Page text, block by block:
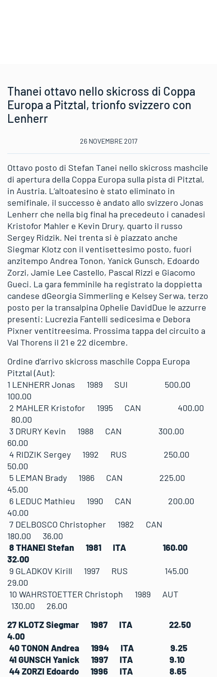
Thanei ottavo nello skicross di Coppa
Europa a Pitztal, trionfo svizzero con
Lenherr
26 NOVEMBRE 2017
Ottavo posto di Stefan Tanei nello skicross mashcile
di apertura della Coppa Europa sulla pista di Pitztal,
in Austria. L’altoatesino è stato eliminato in
semifinale, il successo è andato allo svizzero Jonas
Lenherr che nella big final ha precedeuto i canadesi
Kristofor Mahler e Kevin Drury, quarto il russo
Sergey Ridzik. Nei trenta si è piazzato anche
Siegmar Klotz con il ventisettesimo posto, fuori
anzitempo Andrea Tonon, Yanick Gunsch, Edoardo
Zorzi, Jamie Lee Castello, Pascal Rizzi e Giacomo
Gueci. La gara femminile ha registrato la doppietta
candese dGeorgia Simmerling e Kelsey Serwa, terzo
posto per la transalpina Ophelie DavidDue le azzurre
presenti: Lucrezia Fantelli sedicesima e Debora
Pixner ventitreesima. Prossima tappa del circuito a
Val Thorens il 21 e 22 dicembre.
Ordine d’arrivo skicross maschile Coppa Europa
Pitztal (Aut):
1 LENHERR Jonas 1989 SUI 500.00
100.00
2 MAHLER Kristofor 1995 CAN 400.00
80.00
3 DRURY Kevin 1988 CAN 300.00
60.00
4 RIDZIK Sergey 1992 RUS 250.00
50.00
5 LEMAN Brady 1986 CAN 225.00
45.00
6 LEDUC Mathieu 1990 CAN 200.00
40.00
7 DELBOSCO Christopher 1982 CAN
180.00 36.00
8 THANEI Stefan 1981 ITA 160.00
32.00
9 GLADKOV Kirill 1997 RUS 145.00
29.00
10 WAHRSTOETTER Christoph 1989 AUT
130.00 26.00
27 KLOTZ Siegmar 1987 ITA 22.50
4.00
40 TONON Andrea 1994 ITA 9.25
41 GUNSCH Yanick 1997 ITA 9.10
44 ZORZI Edoardo 1996 ITA 8.65